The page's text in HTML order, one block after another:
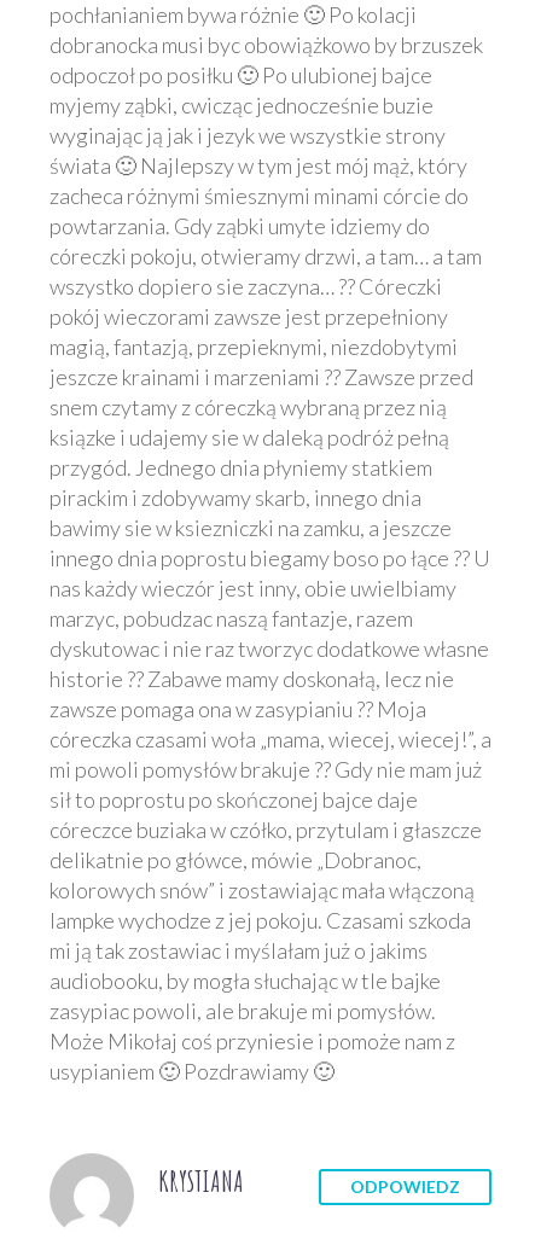
pochłanianiem bywa różnie 🙂 Po kolacji
dobranocka musi byc obowiążkowo by brzuszek
odpoczoł po posiłku 🙂 Po ulubionej bajce
myjemy ząbki, cwicząc jednocześnie buzie
wyginając ją jak i jezyk we wszystkie strony
świata 🙂 Najlepszy w tym jest mój mąż, który
zacheca różnymi śmiesznymi minami córcie do
powtarzania. Gdy ząbki umyte idziemy do
córeczki pokoju, otwieramy drzwi, a tam… a tam
wszystko dopiero sie zaczyna… ?? Córeczki
pokój wieczorami zawsze jest przepełniony
magią, fantazją, przepieknymi, niezdobytymi
jeszcze krainami i marzeniami ?? Zawsze przed
snem czytamy z córeczką wybraną przez nią
ksiązke i udajemy sie w daleką podróż pełną
przygód. Jednego dnia płyniemy statkiem
pirackim i zdobywamy skarb, innego dnia
bawimy sie w ksiezniczki na zamku, a jeszcze
innego dnia poprostu biegamy boso po łące ?? U
nas każdy wieczór jest inny, obie uwielbiamy
marzyc, pobudzac naszą fantazje, razem
dyskutowac i nie raz tworzyc dodatkowe własne
historie ?? Zabawe mamy doskonałą, lecz nie
zawsze pomaga ona w zasypianiu ?? Moja
córeczka czasami woła „mama, wiecej, wiecej!”, a
mi powoli pomysłów brakuje ?? Gdy nie mam już
sił to poprostu po skończonej bajce daje
córeczce buziaka w czółko, przytulam i głaszcze
delikatnie po główce, mówie „Dobranoc,
kolorowych snów” i zostawiając mała włączoną
lampke wychodze z jej pokoju. Czasami szkoda
mi ją tak zostawiac i myślałam już o jakims
audiobooku, by mogła słuchając w tle bajke
zasypiac powoli, ale brakuje mi pomysłów.
Może Mikołaj coś przyniesie i pomoże nam z
usypianiem 🙂 Pozdrawiamy 🙂
KRYSTIANA ODPOWIEDZ